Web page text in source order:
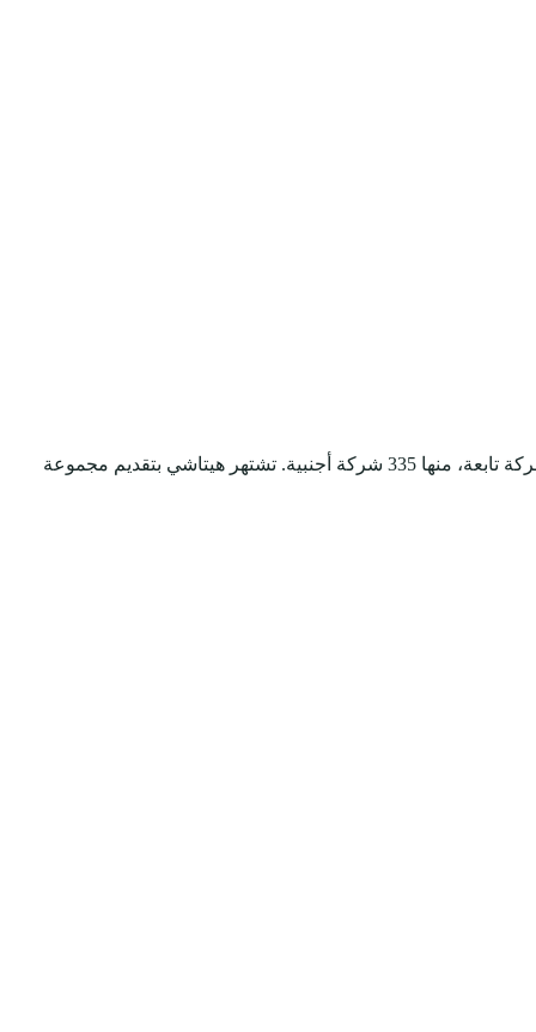
مجموعة هيتاشي هي تكتل صناعي ياباني متعدد الجنسيات يقع مقره الرئيسي في طوكيو. تأسست الشركة عام 1910، وتضم أكثر من 1000 شركة تابعة، منها 335 شركة أجنبية. تشتهر هيتاشي بتقديم مجموعة